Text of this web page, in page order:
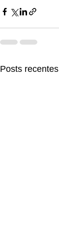
Posts recentes